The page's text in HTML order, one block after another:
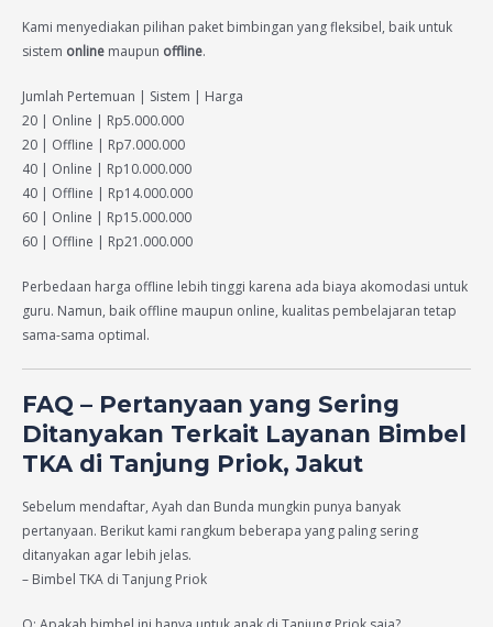
Kami menyediakan pilihan paket bimbingan yang fleksibel, baik untuk
sistem online maupun offline.
Jumlah Pertemuan | Sistem | Harga
20 | Online | Rp5.000.000
20 | Offline | Rp7.000.000
40 | Online | Rp10.000.000
40 | Offline | Rp14.000.000
60 | Online | Rp15.000.000
60 | Offline | Rp21.000.000
Perbedaan harga offline lebih tinggi karena ada biaya akomodasi untuk
guru. Namun, baik offline maupun online, kualitas pembelajaran tetap
sama-sama optimal.
FAQ – Pertanyaan yang Sering
Ditanyakan Terkait Layanan Bimbel
TKA di Tanjung Priok, Jakut
Sebelum mendaftar, Ayah dan Bunda mungkin punya banyak
pertanyaan. Berikut kami rangkum beberapa yang paling sering
ditanyakan agar lebih jelas.
– Bimbel TKA di Tanjung Priok